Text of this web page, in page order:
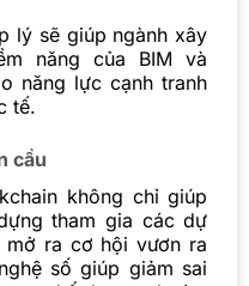
lý sẽ giúp ngành xây
năng của BIM và
năng lực cạnh tranh
tế.
cầu
không chỉ giúp
tham gia các dự
ra cơ hội vươn ra
số giúp giảm sai